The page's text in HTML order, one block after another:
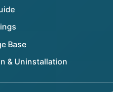
Base
& Uninstallation